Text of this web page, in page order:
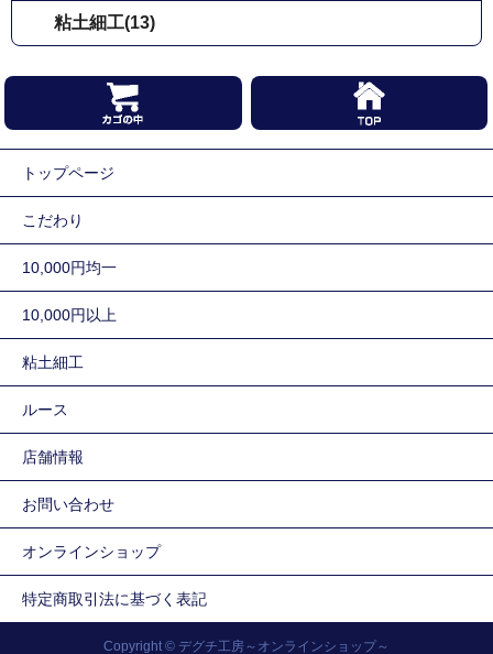
粘土細工(13)
トップページ
こだわり
10,000円均一
10,000円以上
粘土細工
ルース
店舗情報
お問い合わせ
オンラインショップ
特定商取引法に基づく表記
Copyright © デグチ工房～オンラインショップ～